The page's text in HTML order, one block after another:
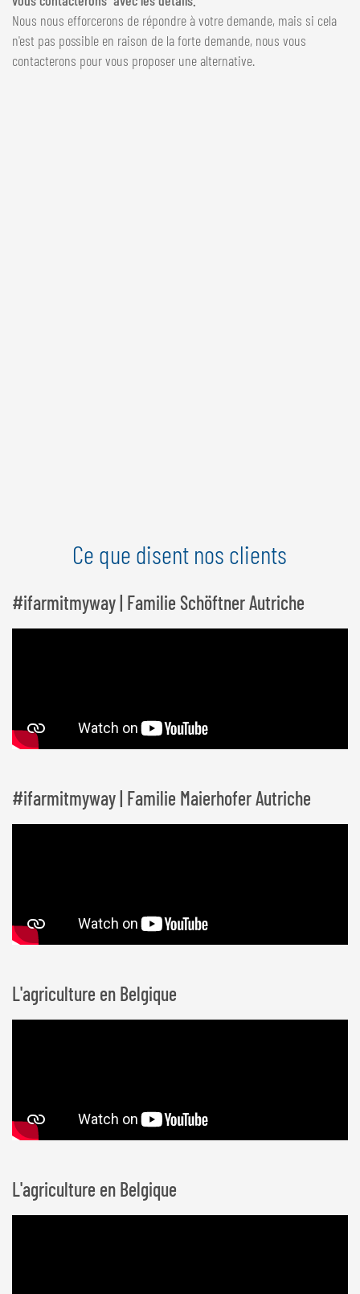
Nous nous efforcerons de répondre à votre demande, mais si cela
n'est pas possible en raison de la forte demande, nous vous
contacterons pour vous proposer une alternative.
Ce que disent nos clients
#ifarmitmyway | Familie Schöftner Autriche
#ifarmitmyway | Familie Maierhofer Autriche
L'agriculture en Belgique
L'agriculture en Belgique